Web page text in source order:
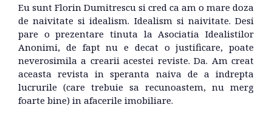
Eu sunt Florin Dumitrescu si cred ca am o mare doza
de naivitate si idealism. Idealism si naivitate. Desi
pare o prezentare tinuta la Asociatia Idealistilor
Anonimi, de fapt nu e decat o justificare, poate
neverosimila a crearii acestei reviste. Da. Am creat
aceasta revista in speranta naiva de a indrepta
lucrurile (care trebuie sa recunoastem, nu merg
foarte bine) in afacerile imobiliare.